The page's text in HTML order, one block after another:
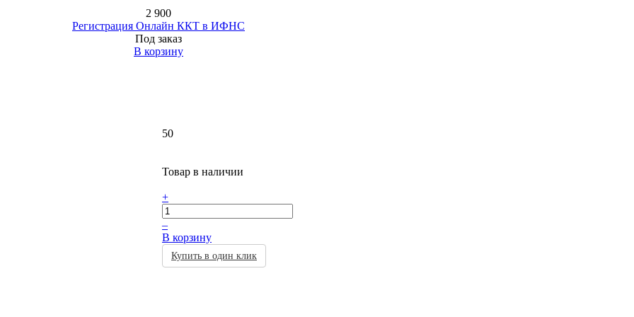
2 900
Регистрация Онлайн ККТ в ИФНС
Под заказ
В корзину
50
Товар в наличии
+
–
В корзину
Купить в один клик